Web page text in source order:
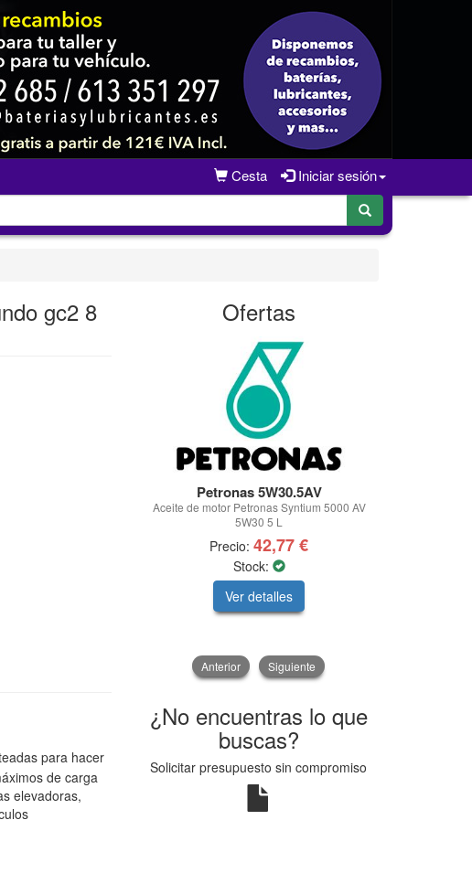
Cesta Iniciar sesión
gc2 8
para hacer
de carga
elevadoras,
Ofertas
Petronas 5W30.5AV
Aceite de motor Petronas Syntium 5000 AV
5W30 5 L
Precio: 42,77 €
Stock:
Ver detalles
Anterior Siguiente
¿No encuentras lo que
buscas?
Solicitar presupuesto sin compromiso